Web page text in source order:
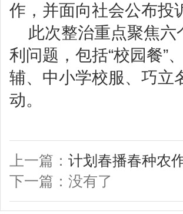
作，并面向社会公布投
此次整治重点聚焦
利问题，包括“校园餐”
辅、中小学校服、巧立
动。
上一篇： 计划春播春种农
下一篇：没有了